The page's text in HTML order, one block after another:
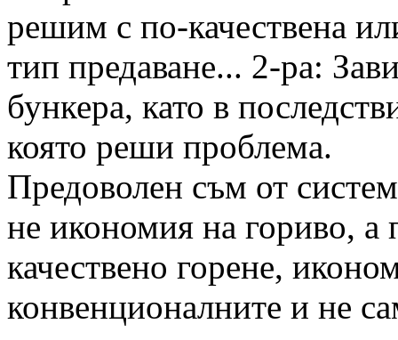
решим с по-качествена
тип предаване... 2-ра:
бункера, като в
която реши проблема.
Предоволен съм от
не икономия на гориво, а
качествено горене,
конвенционалните и не